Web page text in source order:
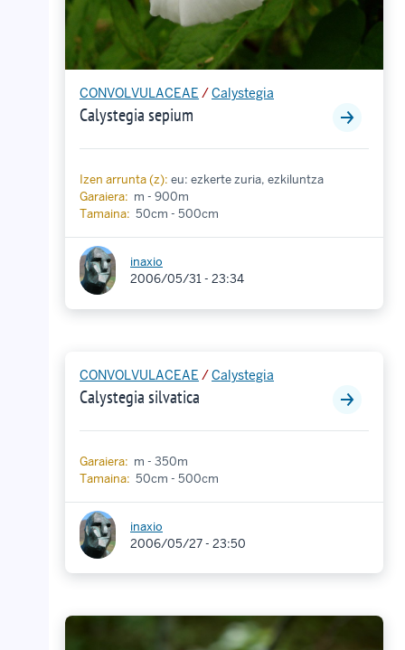
CONVOLVULACEAE /Calystegia
Calystegia sepium
Izen arrunta (z): eu: ezkerte zuria, ezkiluntza
Garaiera: m - 900m
Tamaina: 50cm - 500cm
inaxio
2006/05/31 - 23:34
CONVOLVULACEAE /Calystegia
Calystegia silvatica
Garaiera: m - 350m
Tamaina: 50cm - 500cm
inaxio
2006/05/27 - 23:50